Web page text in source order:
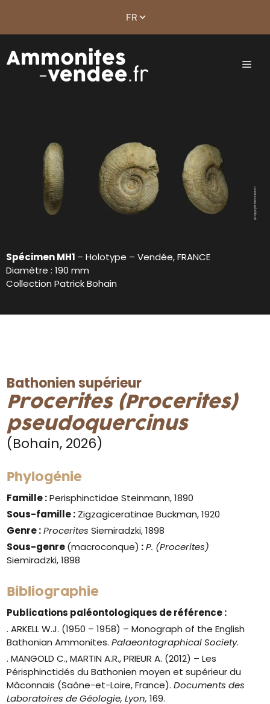
Spécimen MH1 – Holotype – Vendée, FRANCE
Diamètre : 190 mm
Collection Patrick Bohain
Bathonien supérieur
Procerites (Procerites)
pseudoquercinus
(Bohain, 2026)
Phylogénie
Famille :Perisphinctidae Steinmann, 1890
Sous-famille : Zigzagiceratinae Buckman, 1920
Genre: Procerites Siemiradzki, 1898
Sous-genre(macroconque) :P. (Procerites)
Siemiradzki, 1898
Bibliographie
Publications paléontologiques de référence :
. ARKELL W.J. (1950 – 1958) – Monograph of the English
Bathonian Ammonites.Palaeontographical Society.
. MANGOLD C., MARTIN A.R., PRIEUR A. (2012) – Les
Périsphinctidés du Bathonien moyen et supérieur du
Mâconnais (Saône-et-Loire, France).Documents des
Laboratoires de Géologie, Lyon, 169.